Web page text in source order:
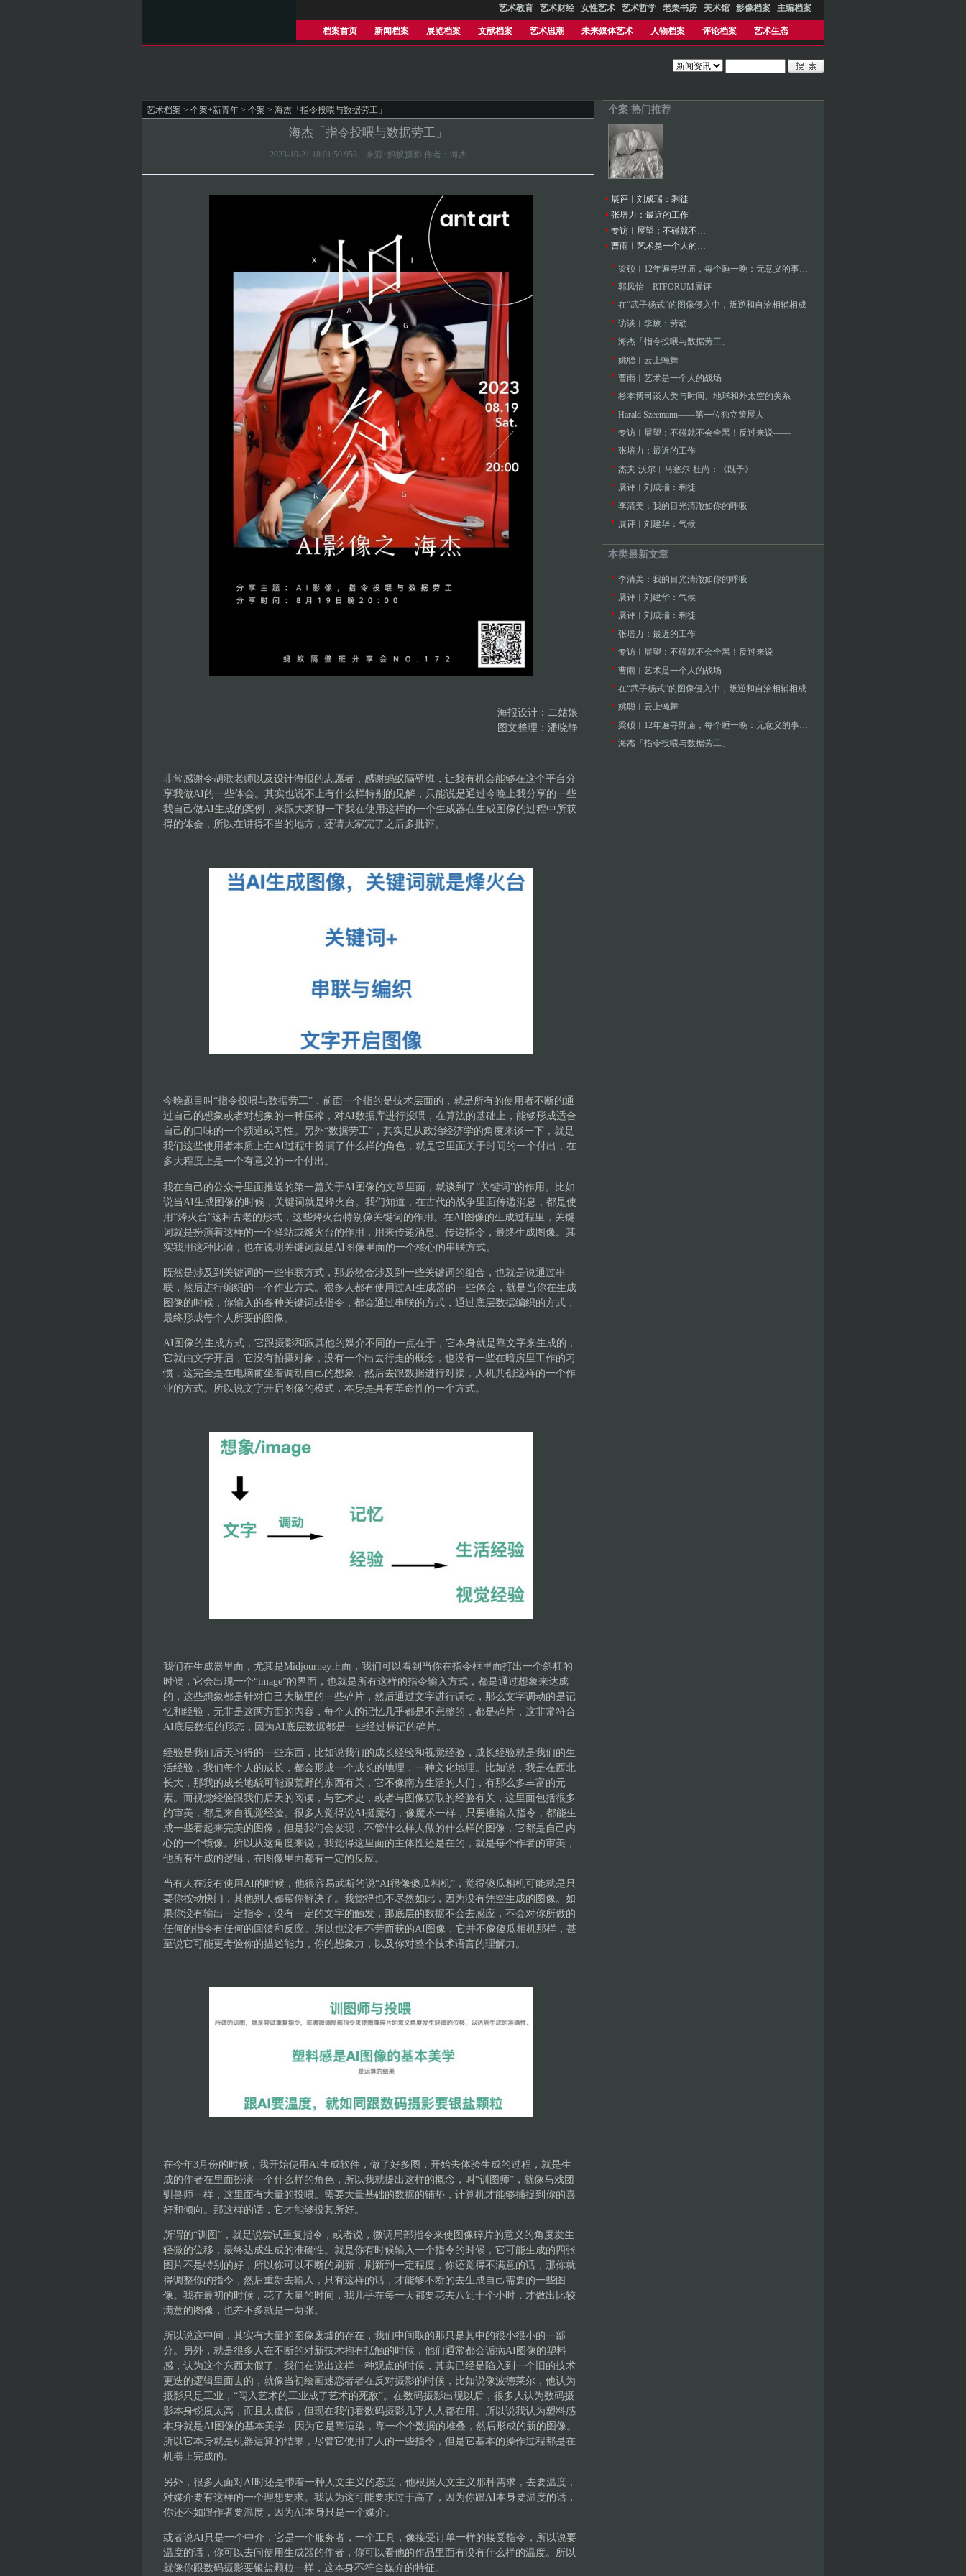
艺术教育 艺术财经 女性艺术 艺术哲学 老栗书房 美术馆 影像档案 主编档案
档案首页 新闻档案 展览档案 文献档案 艺术思潮 未来媒体艺术 人物档案 评论档案 艺术生态
艺术档案 > 个案+新青年 > 个案 > 海杰「指令投喂与数据劳工」
海杰「指令投喂与数据劳工」
2023-10-21 18:01:50.953 来源: 蚂蚁摄影 作者：海杰
海报设计：二姑娘
图文整理：潘晓静
非常感谢令胡歌老师以及设计海报的志愿者，感谢蚂蚁隔壁班，让我有机会能够在这个平台分
享我做AI的一些体会。其实也说不上有什么样特别的见解，只能说是通过今晚上我分享的一些
我自己做AI生成的案例，来跟大家聊一下我在使用这样的一个生成器在生成图像的过程中所获
得的体会，所以在讲得不当的地方，还请大家完了之后多批评。
今晚题目叫“指令投喂与数据劳工”，前面一个指的是技术层面的，就是所有的使用者不断的通
过自己的想象或者对想象的一种压榨，对AI数据库进行投喂，在算法的基础上，能够形成适合
自己的口味的一个频道或习性。另外“数据劳工”，其实是从政治经济学的角度来谈一下，就是
我们这些使用者本质上在AI过程中扮演了什么样的角色，就是它里面关于时间的一个付出，在
多大程度上是一个有意义的一个付出。
我在自己的公众号里面推送的第一篇关于AI图像的文章里面，就谈到了“关键词”的作用。比如
说当AI生成图像的时候，关键词就是烽火台。我们知道，在古代的战争里面传递消息，都是使
用“烽火台”这种古老的形式，这些烽火台特别像关键词的作用。在AI图像的生成过程里，关键
词就是扮演着这样的一个驿站或烽火台的作用，用来传递消息、传递指令，最终生成图像。其
实我用这种比喻，也在说明关键词就是AI图像里面的一个核心的串联方式。
既然是涉及到关键词的一些串联方式，那必然会涉及到一些关键词的组合，也就是说通过串
联，然后进行编织的一个作业方式。很多人都有使用过AI生成器的一些体会，就是当你在生成
图像的时候，你输入的各种关键词或指令，都会通过串联的方式，通过底层数据编织的方式，
最终形成每个人所要的图像。
AI图像的生成方式，它跟摄影和跟其他的媒介不同的一点在于，它本身就是靠文字来生成的，
它就由文字开启，它没有拍摄对象，没有一个出去行走的概念，也没有一些在暗房里工作的习
惯，这完全是在电脑前坐着调动自己的想象，然后去跟数据进行对接，人机共创这样的一个作
业的方式。所以说文字开启图像的模式，本身是具有革命性的一个方式。
我们在生成器里面，尤其是Midjourney上面，我们可以看到当你在指令框里面打出一个斜杠的
时候，它会出现一个“image”的界面，也就是所有这样的指令输入方式，都是通过想象来达成
的，这些想象都是针对自己大脑里的一些碎片，然后通过文字进行调动，那么文字调动的是记
忆和经验，无非是这两方面的内容，每个人的记忆几乎都是不完整的，都是碎片，这非常符合
AI底层数据的形态，因为AI底层数据都是一些经过标记的碎片。
经验是我们后天习得的一些东西，比如说我们的成长经验和视觉经验，成长经验就是我们的生
活经验，我们每个人的成长，都会形成一个成长的地理，一种文化地理。比如说，我是在西北
长大，那我的成长地貌可能跟荒野的东西有关，它不像南方生活的人们，有那么多丰富的元
素。而视觉经验跟我们后天的阅读，与艺术史，或者与图像获取的经验有关，这里面包括很多
的审美，都是来自视觉经验。很多人觉得说AI挺魔幻，像魔术一样，只要谁输入指令，都能生
成一些看起来完美的图像，但是我们会发现，不管什么样人做的什么样的图像，它都是自己内
心的一个镜像。所以从这角度来说，我觉得这里面的主体性还是在的，就是每个作者的审美，
他所有生成的逻辑，在图像里面都有一定的反应。
当有人在没有使用AI的时候，他很容易武断的说“AI很像傻瓜相机”，觉得傻瓜相机可能就是只
要你按动快门，其他别人都帮你解决了。我觉得也不尽然如此，因为没有凭空生成的图像。如
果你没有输出一定指令，没有一定的文字的触发，那底层的数据不会去感应，不会对你所做的
任何的指令有任何的回馈和反应。所以也没有不劳而获的AI图像，它并不像傻瓜相机那样，甚
至说它可能更考验你的描述能力，你的想象力，以及你对整个技术语言的理解力。
在今年3月份的时候，我开始使用AI生成软件，做了好多图，开始去体验生成的过程，就是生
成的作者在里面扮演一个什么样的角色，所以我就提出这样的概念，叫“训图师”，就像马戏团
驯兽师一样，这里面有大量的投喂。需要大量基础的数据的铺垫，计算机才能够捕捉到你的喜
好和倾向。那这样的话，它才能够投其所好。
所谓的“训图”，就是说尝试重复指令，或者说，微调局部指令来使图像碎片的意义的角度发生
轻微的位移，最终达成生成的准确性。就是你有时候输入一个指令的时候，它可能生成的四张
图片不是特别的好，所以你可以不断的刷新，刷新到一定程度，你还觉得不满意的话，那你就
得调整你的指令，然后重新去输入，只有这样的话，才能够不断的去生成自己需要的一些图
像。我在最初的时候，花了大量的时间，我几乎在每一天都要花去八到十个小时，才做出比较
满意的图像，也差不多就是一两张。
所以说这中间，其实有大量的图像废墟的存在，我们中间取的那只是其中的很小很小的一部
分。另外，就是很多人在不断的对新技术抱有抵触的时候，他们通常都会诟病AI图像的塑料
感，认为这个东西太假了。我们在说出这样一种观点的时候，其实已经是陷入到一个旧的技术
更迭的逻辑里面去的，就像当初绘画迷恋者者在反对摄影的时候，比如说像波德莱尔，他认为
摄影只是工业，“闯入艺术的工业成了艺术的死敌”。在数码摄影出现以后，很多人认为数码摄
影本身锐度太高，而且太虚假，但现在我们看数码摄影几乎人人都在用。所以说我认为塑料感
本身就是AI图像的基本美学，因为它是靠渲染，靠一个个数据的堆叠，然后形成的新的图像。
所以它本身就是机器运算的结果，尽管它使用了人的一些指令，但是它基本的操作过程都是在
机器上完成的。
另外，很多人面对AI时还是带着一种人文主义的态度，他根据人文主义那种需求，去要温度，
对媒介要有这样的一个理想要求。我认为这可能要求过于高了，因为你跟AI本身要温度的话，
你还不如跟作者要温度，因为AI本身只是一个媒介。
或者说AI只是一个中介，它是一个服务者，一个工具，像接受订单一样的接受指令，所以说要
温度的话，你可以去问使用生成器的作者，你可以看他的作品里面有没有什么样的温度。所以
就像你跟数码摄影要银盐颗粒一样，这本身不符合媒介的特征。
个案 热门推荐
展评︱刘成瑞：剩徒
张培力：最近的工作
曹雨︱艺术是一个人的战场
梁硕︱12年遍寻野庙，每个睡一晚：无意义的事最治愈
郭凤怡︱RTFORUM展评
在“武子杨式”的图像侵入中，叛逆和自洽相辅相成
访谈︱李燎：劳动
海杰「指令投喂与数据劳工」
姚聪︱云上蝇舞
曹雨︱艺术是一个人的战场
杉本博司谈人类与时间、地球和外太空的关系
Harald Szeemann——第一位独立策展人
专访︱展望：不碰就不会全黑！反过来说——
张培力：最近的工作
杰夫·沃尔︱马塞尔·杜尚：《既予》
展评︱刘成瑞：剩徒
李清美：我的目光清澈如你的呼吸
展评︱刘建华：气候
本类最新文章
李清美：我的目光清澈如你的呼吸
展评︱刘建华：气候
展评︱刘成瑞：剩徒
张培力：最近的工作
专访︱展望：不碰就不会全黑！反过来说——
曹雨︱艺术是一个人的战场
在“武子杨式”的图像侵入中，叛逆和自洽相辅相成
姚聪︱云上蝇舞
梁硕︱12年遍寻野庙，每个睡一晚：无意义的事最治愈
海杰「指令投喂与数据劳工」